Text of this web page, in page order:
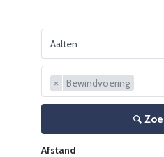
Vul je woonplaats in
× Bewindvoering
Afstand